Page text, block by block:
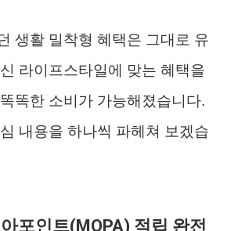
생활 밀착형 혜택은 그대로 유
라이프스타일에 맞는 혜택을
똑한 소비가 가능해졌습니다.
내용을 하나씩 파헤쳐 보겠습
포인트(MOPA) 적립 완전